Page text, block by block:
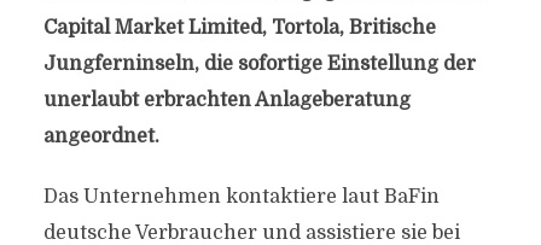
Capital Market Limited, Tortola, Britische
Jungferninseln, die sofortige Einstellung der
unerlaubt erbrachten Anlageberatung
angeordnet.
Das Unternehmen kontaktiere laut BaFin
deutsche Verbraucher und assistiere sie bei